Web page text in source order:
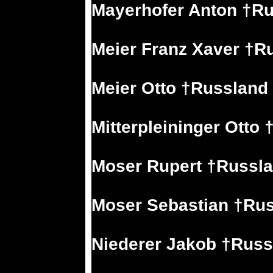
Mayerhofer Anton
Meier Franz Xaver
Meier Otto
Mitterpleininger Otto
Moser Rupert
Moser Sebastian
Niederer Jakob